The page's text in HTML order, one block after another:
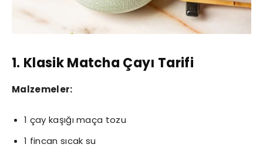
1. Klasik Matcha Çayı Tarifi
Malzemeler:
1 çay kaşığı maça tozu
1 fincan sıcak su